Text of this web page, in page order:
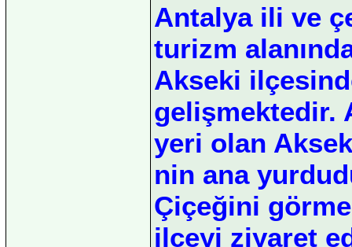
Antalya ili ve
turizm
Akseki
gelişmektedir.
yeri olan
nin ana
Çiçeğini
ilçeyi ziyaret